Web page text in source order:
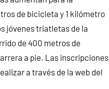
de bicicleta y 1 kilómetro
jóvenes triatletas de la
de 400 metros de
a pie. Las inscripciones
a través de la web del